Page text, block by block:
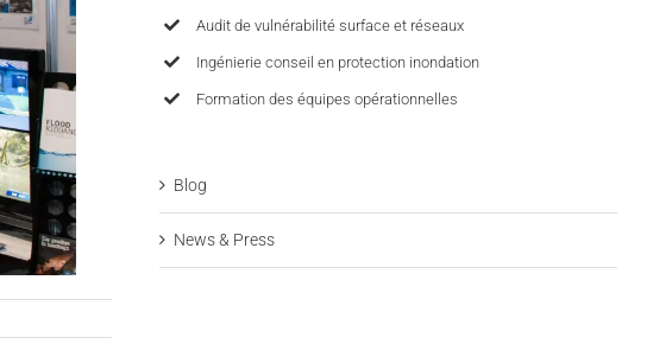
Audit de vulnérabilité surface et réseaux
Ingénierie conseil en protection inondation
Formation des équipes opérationnelles
Blog
News & Press